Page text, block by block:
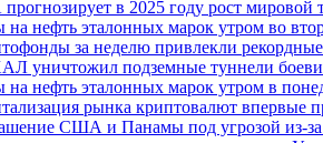
в 2025 году рост мировой
на нефть эталонных марок утром во
за неделю привлекли
уничтожил подземные туннели
на нефть эталонных марок утром в
рынка криптовалют впервые
США и Панамы под угрозой из-